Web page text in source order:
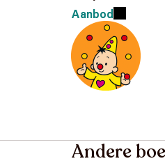
Aanbod
Andere